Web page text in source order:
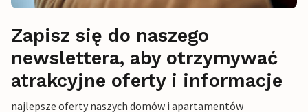
Zapisz się do naszego
newslettera, aby otrzymywać
atrakcyjne oferty i informacje
najlepsze oferty naszych domów i apartamentów